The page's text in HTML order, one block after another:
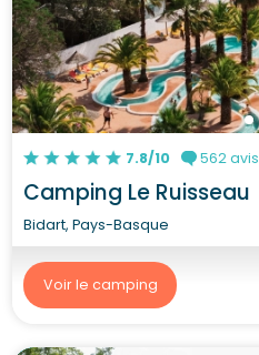
7.8/10 562 avis
Camping Le Ruisseau
Bidart, Pays-Basque
Voir le camping